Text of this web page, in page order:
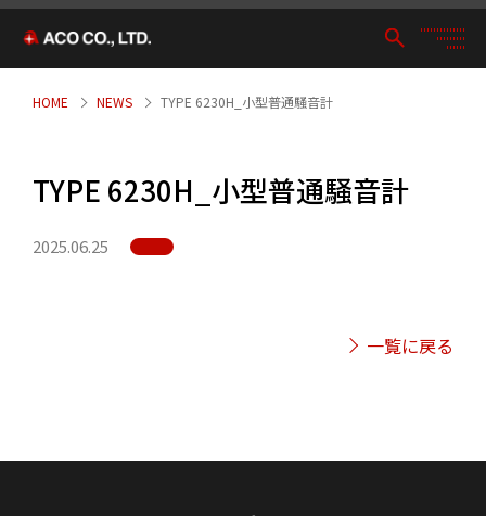
HOME NEWS TYPE 6230H_小型普通騒音計
TYPE 6230H_小型普通騒音計
2025.06.25
一覧に戻る